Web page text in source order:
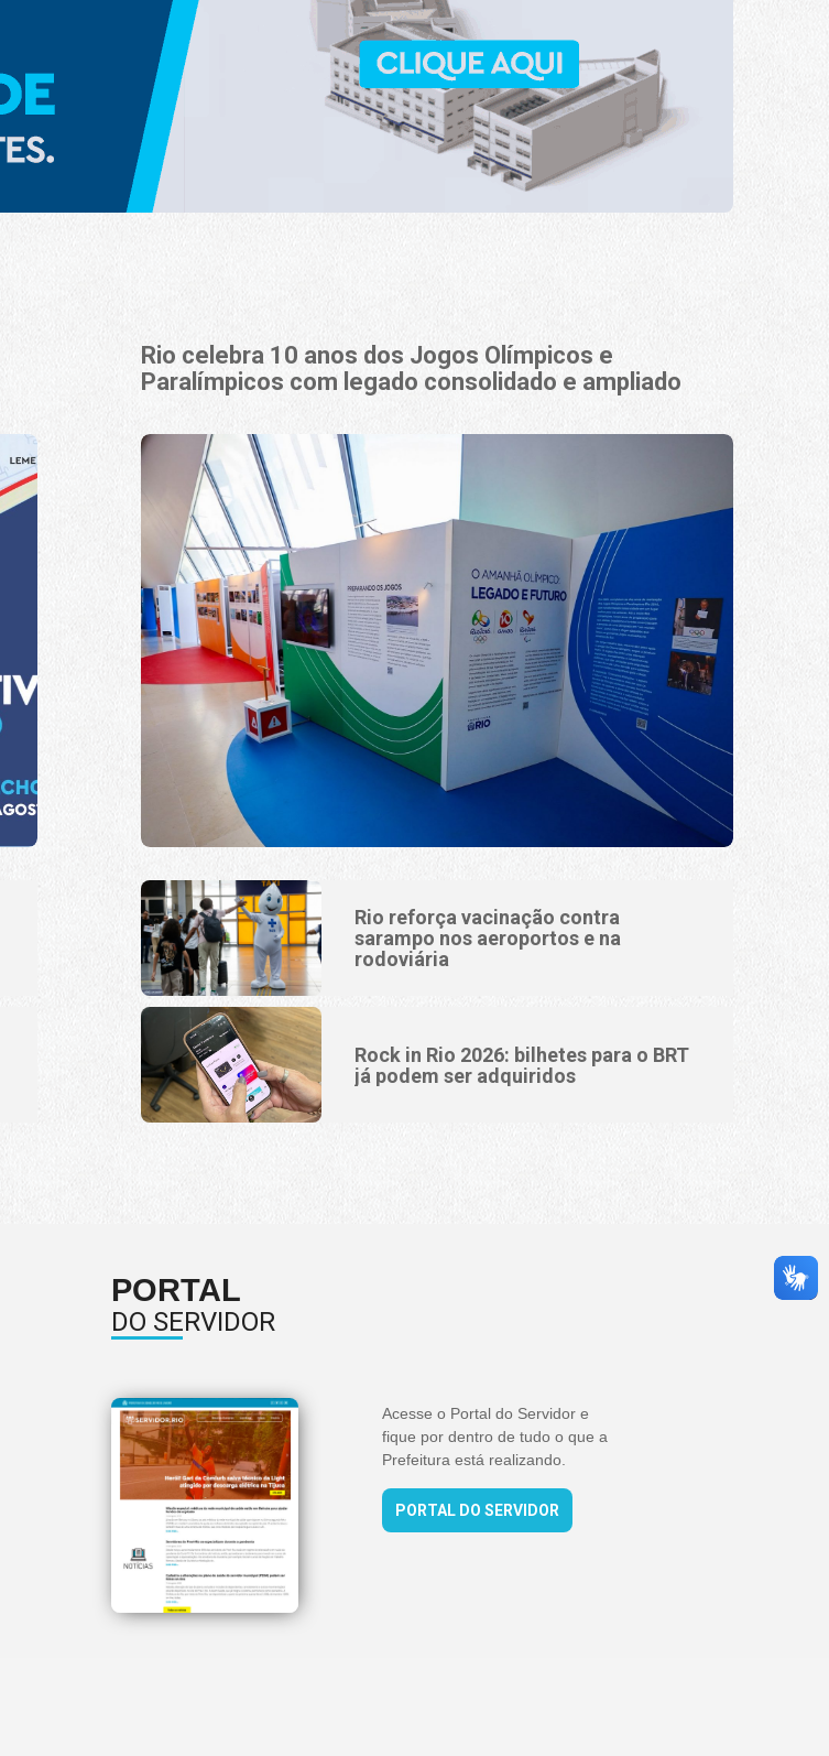
Rio celebra 10 anos dos Jogos Olímpicos e
Paralímpicos com legado consolidado e ampliado
Rio reforça vacinação contra
sarampo nos aeroportos e na
rodoviária
Rock in Rio 2026: bilhetes para o BRT
já podem ser adquiridos
PORTAL
DO SERVIDOR
Acesse o Portal do Servidor e
fique por dentro de tudo o que a
Prefeitura está realizando.
PORTAL DO SERVIDOR